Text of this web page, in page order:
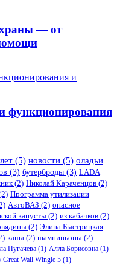
— от
функционирования
(5) новости (5) оладьи
(3) бутерброды (3) LADA
(2) Николай Караченцов (2)
Программа утилизации
АвтоВАЗ (2) опасное
капусты (2) из кабачков (2)
(2) Элина Быстрицкая
каша (2) шампиньоны (2)
Пугачева (1) Алла Борисовна (1)
Great Wall Wingle 5 (1)